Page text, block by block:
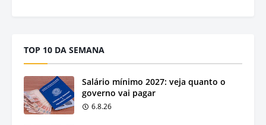
TOP 10 DA SEMANA
Salário mínimo 2027: veja quanto o
governo vai pagar
6.8.26